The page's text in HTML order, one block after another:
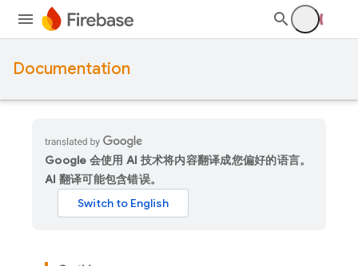
Documentation
Google 会使用 AI 技术将内容翻译成您偏好的语言。
AI 翻译可能包含错误。